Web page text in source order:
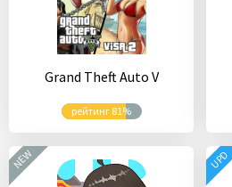
Grand Theft Auto V
рейтинг 81%
NEW UPD